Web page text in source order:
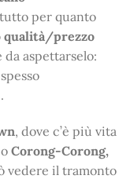
per quanto
prezzo
da aspettarselo:
, dove c’è più vita
Corong-Corong,
vedere il tramonto